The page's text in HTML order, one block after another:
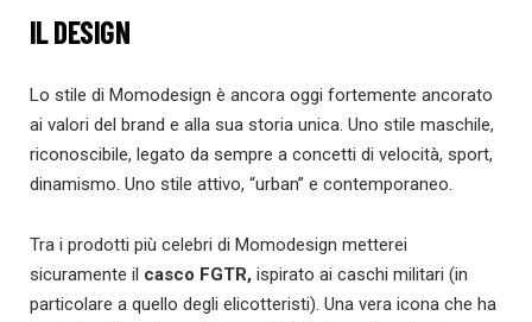
IL DESIGN
Lo stile di Momodesign è ancora oggi fortemente ancorato
ai valori del brand e alla sua storia unica. Uno stile maschile,
riconoscibile, legato da sempre a concetti di velocità, sport,
dinamismo. Uno stile attivo, “urban” e contemporaneo.
Tra i prodotti più celebri di Momodesign metterei
sicuramente il casco FGTR, ispirato ai caschi militari (in
particolare a quello degli elicotteristi). Una vera icona che ha